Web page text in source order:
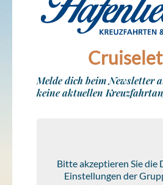
Melde dich beim Newsletter
keine aktuellen
Bitte akzeptieren Sie die
Einstellungen der